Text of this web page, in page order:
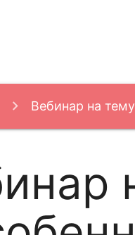
Вебинар на